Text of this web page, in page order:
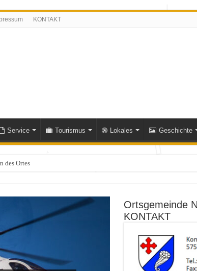
KONTAKT
Service Tourismus Lokales Geschichte
des Ortesgesucht
Ortsgemeinde
KONTAKT